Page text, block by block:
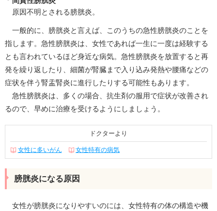
原因不明とされる膀胱炎。
一般的に、膀胱炎と言えば、このうちの急性膀胱炎のことを
指します。急性膀胱炎は、女性であれば一生に一度は経験する
とも言われているほど身近な病気。急性膀胱炎を放置すると再
発を繰り返したり、細菌が腎臓まで入り込み発熱や腰痛などの
症状を伴う腎盂腎炎に進行したりする可能性もあります。
急性膀胱炎は、多くの場合、抗生剤の服用で症状が改善され
るので、早めに治療を受けるようにしましょう。
ドクターより
女性に多いがん 女性特有の病気
膀胱炎になる原因
女性が膀胱炎になりやすいのには、女性特有の体の構造や機